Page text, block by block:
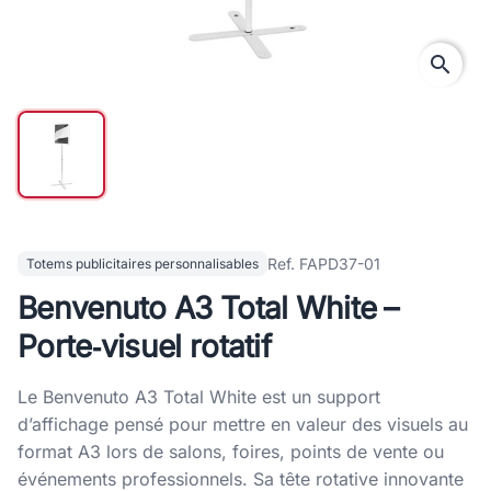
search
Totems publicitaires personnalisables Ref. FAPD37-01
Benvenuto A3 Total White –
Porte‑visuel rotatif
Le Benvenuto A3 Total White est un support
d’affichage pensé pour mettre en valeur des visuels au
format A3 lors de salons, foires, points de vente ou
événements professionnels. Sa tête rotative innovante